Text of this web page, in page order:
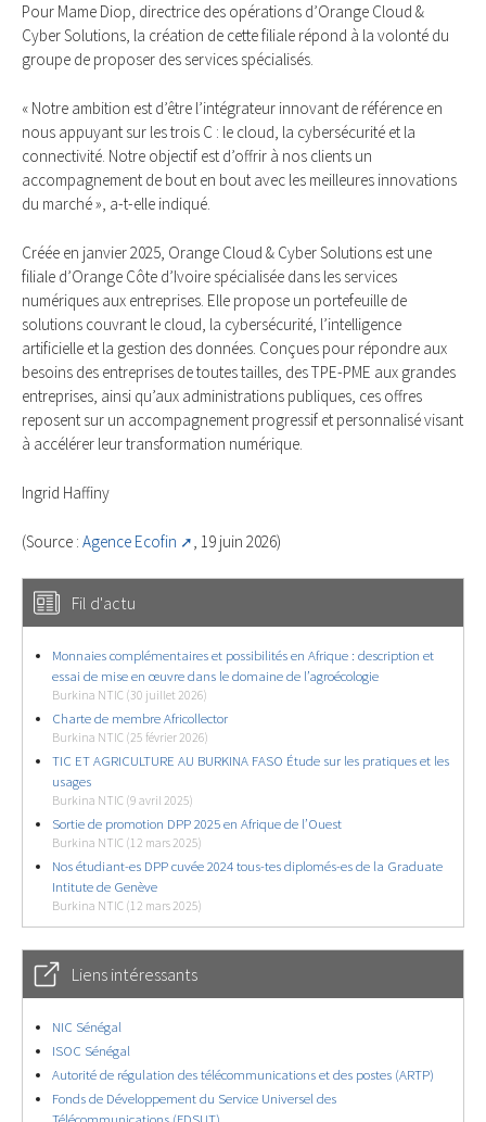
Pour Mame Diop, directrice des opérations d’Orange Cloud &
Cyber Solutions, la création de cette filiale répond à la volonté du
groupe de proposer des services spécialisés.
« Notre ambition est d’être l’intégrateur innovant de référence en
nous appuyant sur les trois C : le cloud, la cybersécurité et la
connectivité. Notre objectif est d’offrir à nos clients un
accompagnement de bout en bout avec les meilleures innovations
du marché », a-t-elle indiqué.
Créée en janvier 2025, Orange Cloud & Cyber Solutions est une
filiale d’Orange Côte d’Ivoire spécialisée dans les services
numériques aux entreprises. Elle propose un portefeuille de
solutions couvrant le cloud, la cybersécurité, l’intelligence
artificielle et la gestion des données. Conçues pour répondre aux
besoins des entreprises de toutes tailles, des TPE-PME aux grandes
entreprises, ainsi qu’aux administrations publiques, ces offres
reposent sur un accompagnement progressif et personnalisé visant
à accélérer leur transformation numérique.
Ingrid Haffiny
(Source : Agence Ecofin , 19 juin 2026)
Fil d'actu
Monnaies complémentaires et possibilités en Afrique : description et
essai de mise en œuvre dans le domaine de l’agroécologie
Burkina NTIC (30 juillet 2026)
Charte de membre Africollector
Burkina NTIC (25 février 2026)
TIC ET AGRICULTURE AU BURKINA FASO Étude sur les pratiques et les
usages
Burkina NTIC (9 avril 2025)
Sortie de promotion DPP 2025 en Afrique de l’Ouest
Burkina NTIC (12 mars 2025)
Nos étudiant-es DPP cuvée 2024 tous-tes diplomés-es de la Graduate
Intitute de Genève
Burkina NTIC (12 mars 2025)
Liens intéressants
NIC Sénégal
ISOC Sénégal
Autorité de régulation des télécommunications et des postes (ARTP)
Fonds de Développement du Service Universel des